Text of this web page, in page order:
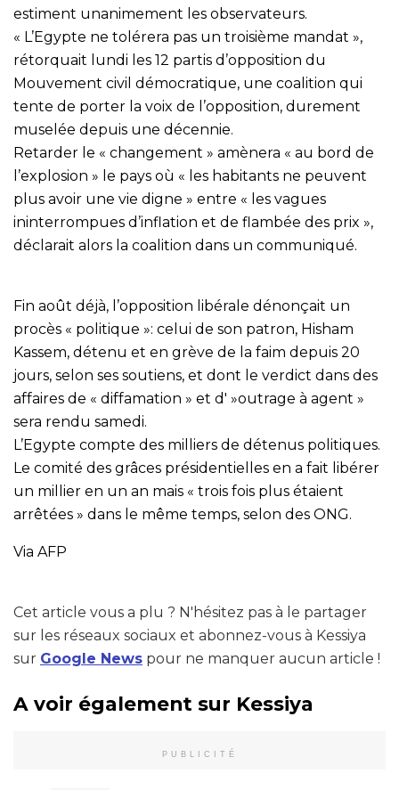
estiment unanimement les observateurs.
« L’Egypte ne tolérera pas un troisième mandat »,
rétorquait lundi les 12 partis d’opposition du
Mouvement civil démocratique, une coalition qui
tente de porter la voix de l’opposition, durement
muselée depuis une décennie.
Retarder le « changement » amènera « au bord de
l’explosion » le pays où « les habitants ne peuvent
plus avoir une vie digne » entre « les vagues
ininterrompues d’inflation et de flambée des prix »,
déclarait alors la coalition dans un communiqué.
Fin août déjà, l’opposition libérale dénonçait un
procès « politique »: celui de son patron, Hisham
Kassem, détenu et en grève de la faim depuis 20
jours, selon ses soutiens, et dont le verdict dans des
affaires de « diffamation » et d' »outrage à agent »
sera rendu samedi.
L’Egypte compte des milliers de détenus politiques.
Le comité des grâces présidentielles en a fait libérer
un millier en un an mais « trois fois plus étaient
arrêtées » dans le même temps, selon des ONG.
Via AFP
Cet article vous a plu ? N'hésitez pas à le partager
sur les réseaux sociaux et abonnez-vous à Kessiya
sur Google News pour ne manquer aucun article !
A voir également sur Kessiya
PUBLICITÉ